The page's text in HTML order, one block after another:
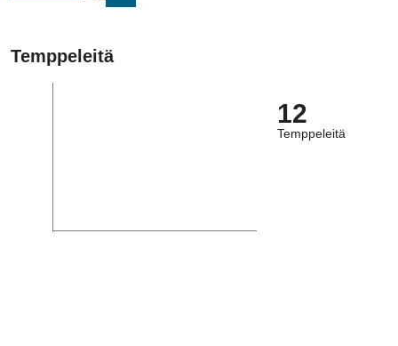
Temppeleitä
12
Temppeleitä